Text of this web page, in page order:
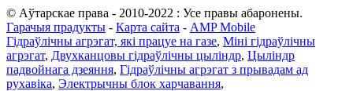
© Аўтарскае права - 2010-2022 : Усе правы абаронены.
Гарачыя прадукты - Карта сайта - AMP Mobile
Гідраўлічны агрэгат, які працуе на газе, Міні гідраўлічны
агрэгат, Двухканцовы гідраўлічны цыліндр, Цыліндр
падвойнага дзеяння, Гідраўлічны агрэгат з прывадам ад
рухавіка, Электрычны блок харчавання,